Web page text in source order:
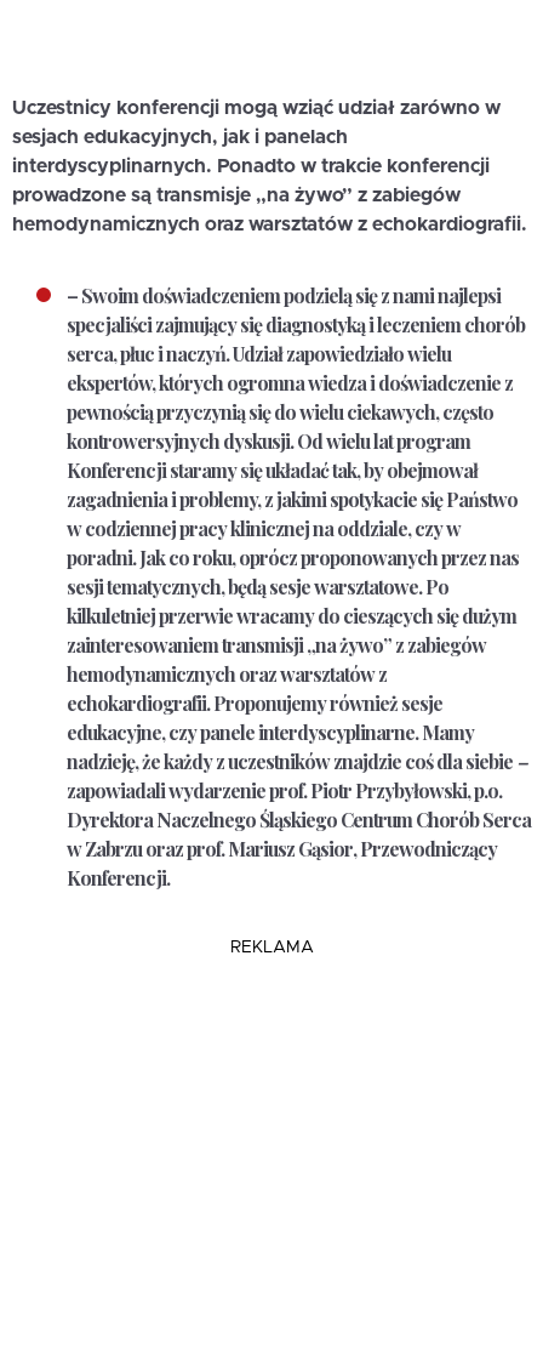
Uczestnicy konferencji mogą wziąć udział zarówno w
sesjach edukacyjnych, jak i panelach
interdyscyplinarnych. Ponadto w trakcie konferencji
prowadzone są transmisje „na żywo” z zabiegów
hemodynamicznych oraz warsztatów z echokardiografii.
– Swoim doświadczeniem podzielą się z nami najlepsi
specjaliści zajmujący się diagnostyką i leczeniem chorób
serca, płuc i naczyń. Udział zapowiedziało wielu
ekspertów, których ogromna wiedza i doświadczenie z
pewnością przyczynią się do wielu ciekawych, często
kontrowersyjnych dyskusji. Od wielu lat program
Konferencji staramy się układać tak, by obejmował
zagadnienia i problemy, z jakimi spotykacie się Państwo
w codziennej pracy klinicznej na oddziale, czy w
poradni. Jak co roku, oprócz proponowanych przez nas
sesji tematycznych, będą sesje warsztatowe. Po
kilkuletniej przerwie wracamy do cieszących się dużym
zainteresowaniem transmisji „na żywo” z zabiegów
hemodynamicznych oraz warsztatów z
echokardiografii. Proponujemy również sesje
edukacyjne, czy panele interdyscyplinarne. Mamy
nadzieję, że każdy z uczestników znajdzie coś dla siebie –
zapowiadali wydarzenieprof. Piotr Przybyłowski, p.o.
Dyrektora Naczelnego Śląskiego Centrum Chorób Serca
w Zabrzu orazprof. Mariusz Gąsior, Przewodniczący
Konferencji.
REKLAMA